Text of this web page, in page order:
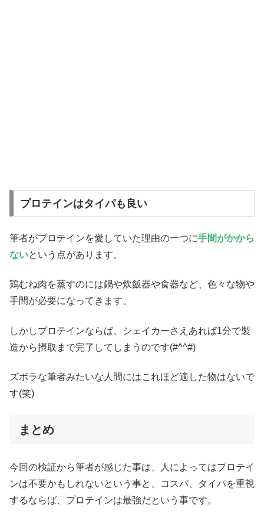
プロテインはタイパも良い
筆者がプロテインを愛していた理由の一つに手間がかから
ないという点があります。
鶏むね肉を蒸すのには鍋や炊飯器や食器など、色々な物や
手間が必要になってきます。
しかしプロテインならば、シェイカーさえあれば1分で製
造から摂取まで完了してしまうのです(#^^#)
ズボラな筆者みたいな人間にはこれほど適した物はないで
す(笑)
まとめ
今回の検証から筆者が感じた事は、人によってはプロテイ
ンは不要かもしれないという事と、コスパ、タイパを重視
するならば、プロテインは最強だという事です。